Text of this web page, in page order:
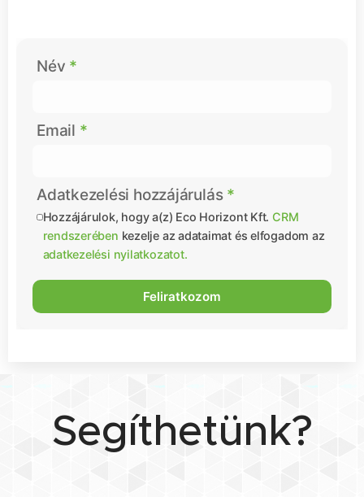
Név
Email
Adatkezelési hozzájárulás
Hozzájárulok, hogy a(z) Eco Horizont Kft. CRM
rendszerében kezelje az adataimat és elfogadom az
adatkezelési nyilatkozatot.
Segíthetünk?